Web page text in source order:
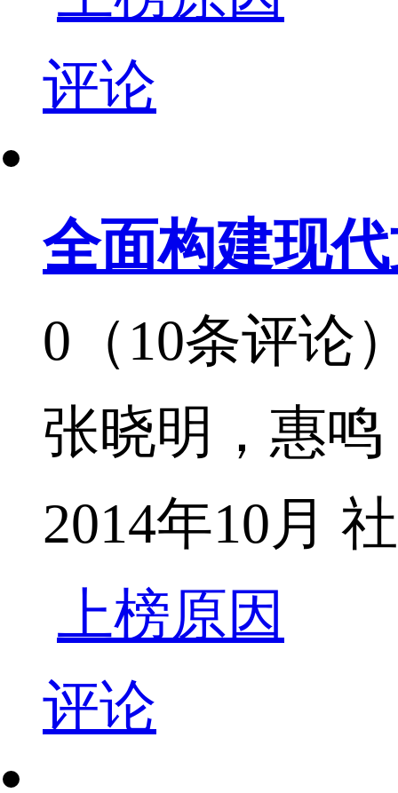
评论
全面构建现
0（10条评论
张晓明，惠
2014年10月
上榜原因
评论